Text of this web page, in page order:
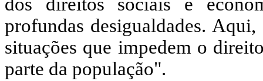
profundas desigualdades.
situações que impedem o
parte da população".